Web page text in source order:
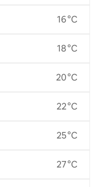
16 °C
18 °C
20 °C
22 °C
25 °C
27 °C